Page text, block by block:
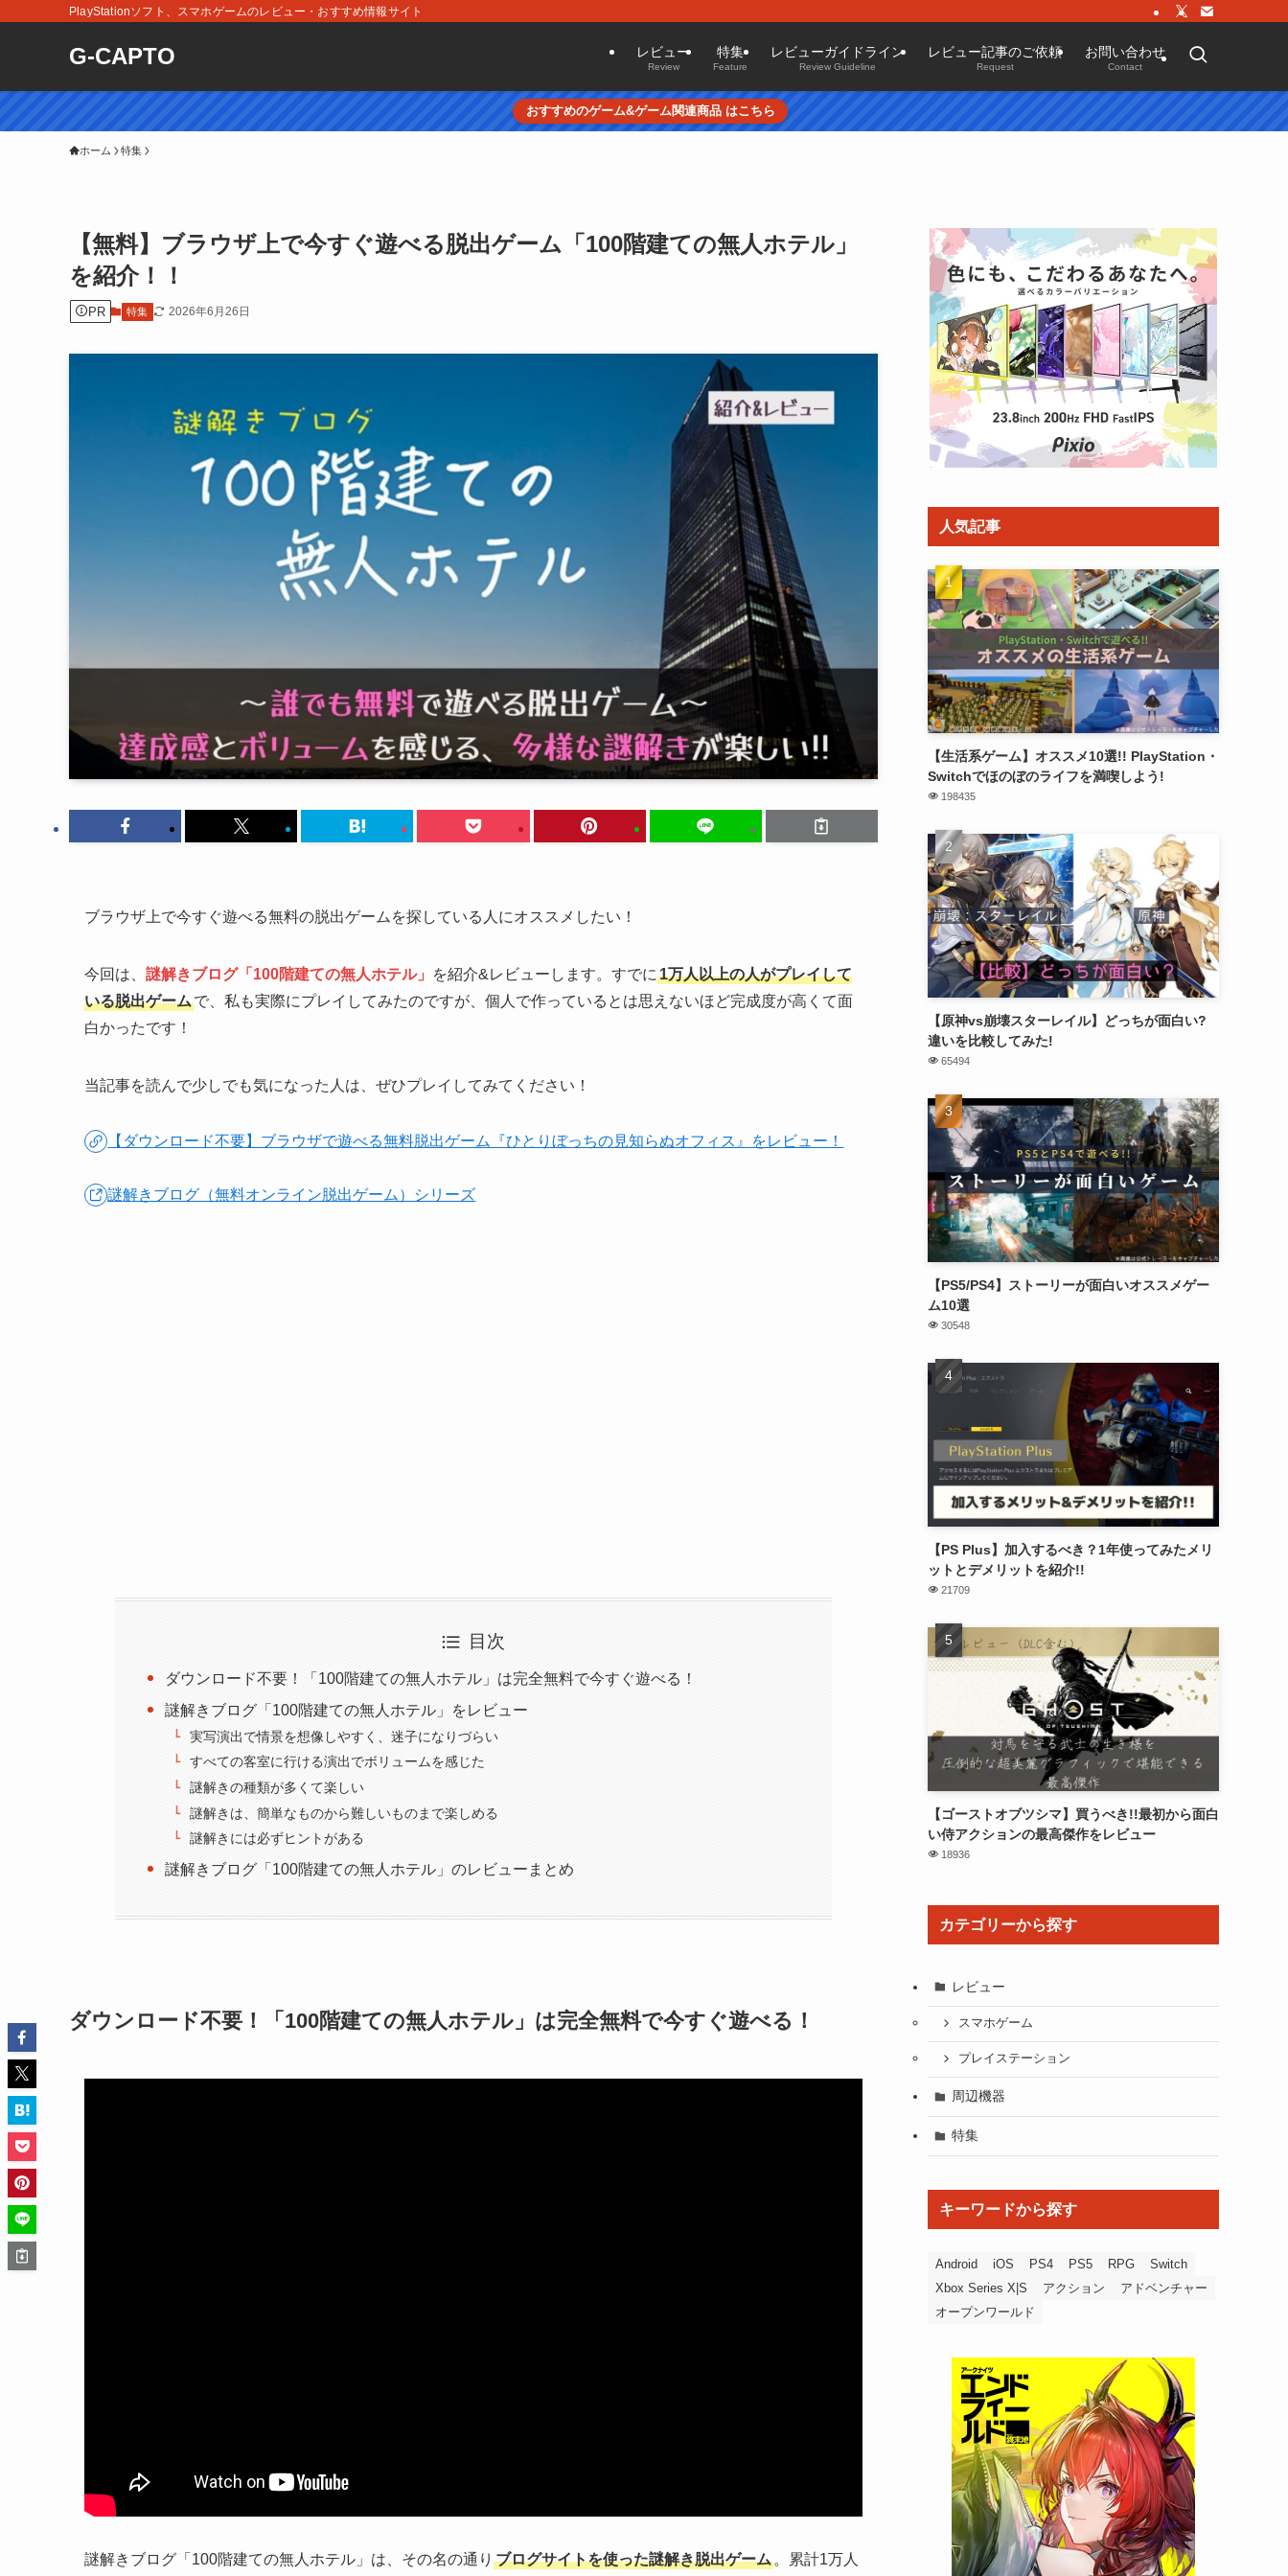
PlayStationソフト、スマホゲームのレビュー・おすすめ情報サイト
G-CAPTO レビュー
Review
特集
Feature
レビューガイドライン
Review Guideline
レビュー記事のご依頼
Request
お問い合わせ
Contact
おすすめのゲーム&ゲーム関連商品 はこちら
ホーム 特集
【無料】ブラウザ上で今すぐ遊べる脱出ゲーム「100階建ての無人ホテル」
を紹介！！
PR 特集 2026年6月26日
ブラウザ上で今すぐ遊べる無料の脱出ゲームを探している人にオススメしたい！
今回は、 謎解きブログ「100階建ての無人ホテル」 を紹介&レビューします。すでに 1万人以上の人がプレイして
いる脱出ゲームで、私も実際にプレイしてみたのですが、個人で作っているとは思えないほど完成度が高くて面
白かったです！
当記事を読んで少しでも気になった人は、ぜひプレイしてみてください！
【ダウンロード不要】ブラウザで遊べる無料脱出ゲーム『ひとりぼっちの見知らぬオフィス』をレビュー！
謎解きブログ（無料オンライン脱出ゲーム）シリーズ
目次
ダウンロード不要！「100階建ての無人ホテル」は完全無料で今すぐ遊べる！
謎解きブログ「100階建ての無人ホテル」をレビュー
実写演出で情景を想像しやすく、迷子になりづらい
すべての客室に行ける演出でボリュームを感じた
謎解きの種類が多くて楽しい
謎解きは、簡単なものから難しいものまで楽しめる
謎解きには必ずヒントがある
謎解きブログ「100階建ての無人ホテル」のレビューまとめ
ダウンロード不要！「100階建ての無人ホテル」は完全無料で今すぐ遊べる！
謎解きブログ「100階建ての無人ホテル」は、その名の通り ブログサイトを使った謎解き脱出ゲーム 。累計1万人
人気記事
【生活系ゲーム】オススメ10選!! PlayStation・
Switchでほのぼのライフを満喫しよう!
198435
【原神vs崩壊スターレイル】どっちが面白い?
違いを比較してみた!
65494
【PS5/PS4】ストーリーが面白いオススメゲー
ム10選
30548
【PS Plus】加入するべき？1年使ってみたメリ
ットとデメリットを紹介!!
21709
【ゴーストオブツシマ】買うべき!!最初から面白
い侍アクションの最高傑作をレビュー
18936
カテゴリーから探す
レビュー
スマホゲーム
プレイステーション
周辺機器
特集
キーワードから探す
Android iOS PS4 PS5 RPG
Switch
Xbox Series X|S
アクション
アドベンチャー
オープンワールド